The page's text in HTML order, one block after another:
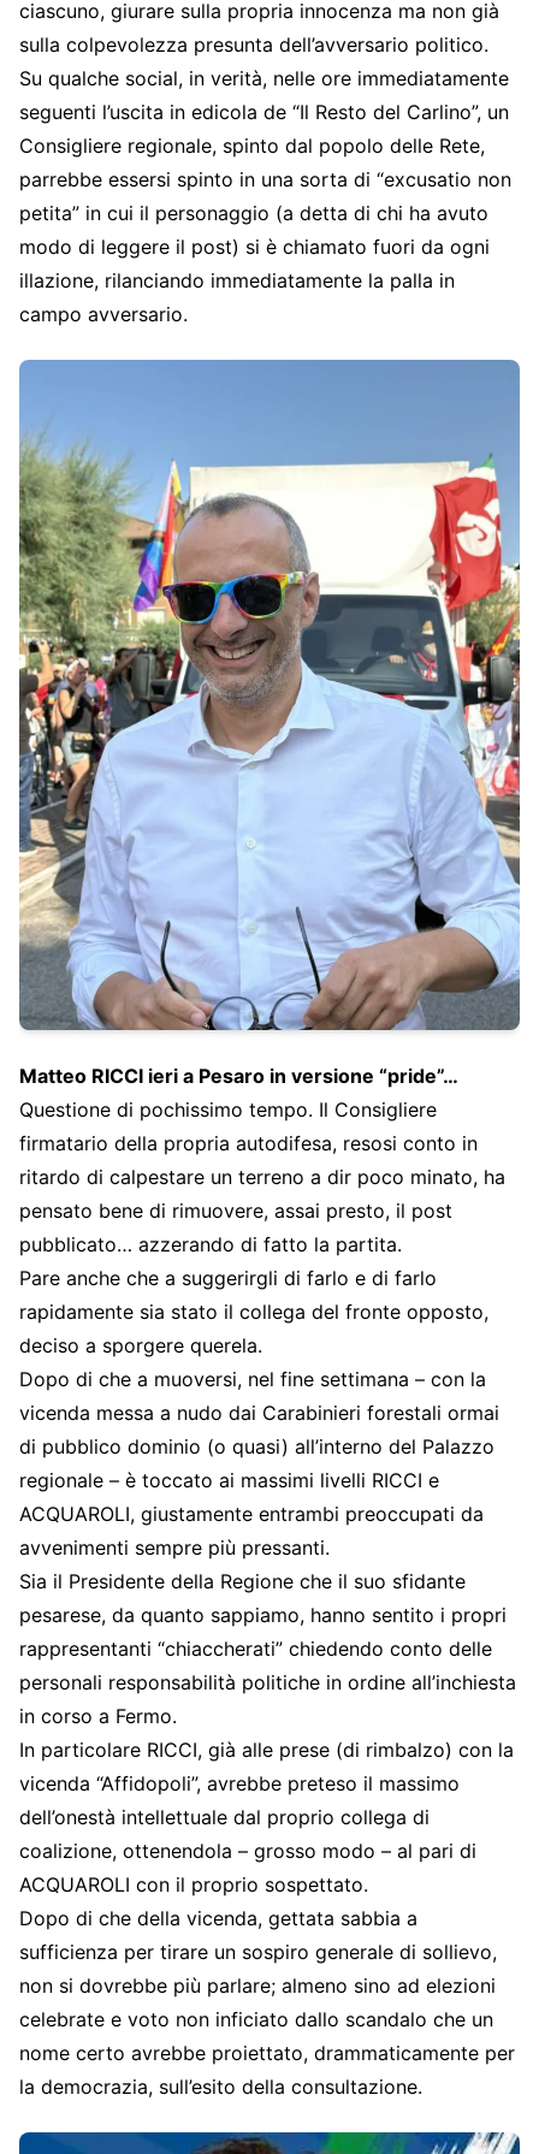
ciascuno, giurare sulla propria innocenza ma non già
sulla colpevolezza presunta dell’avversario politico.
Su qualche social, in verità, nelle ore immediatamente
seguenti l’uscita in edicola de “Il Resto del Carlino”, un
Consigliere regionale, spinto dal popolo delle Rete,
parrebbe essersi spinto in una sorta di “excusatio non
petita” in cui il personaggio (a detta di chi ha avuto
modo di leggere il post) si è chiamato fuori da ogni
illazione, rilanciando immediatamente la palla in
campo avversario.
Matteo RICCI ieri a Pesaro in versione “pride”…
Questione di pochissimo tempo. Il Consigliere
firmatario della propria autodifesa, resosi conto in
ritardo di calpestare un terreno a dir poco minato, ha
pensato bene di rimuovere, assai presto, il post
pubblicato… azzerando di fatto la partita.
Pare anche che a suggerirgli di farlo e di farlo
rapidamente sia stato il collega del fronte opposto,
deciso a sporgere querela.
Dopo di che a muoversi, nel fine settimana – con la
vicenda messa a nudo dai Carabinieri forestali ormai
di pubblico dominio (o quasi) all’interno del Palazzo
regionale – è toccato ai massimi livelli RICCI e
ACQUAROLI, giustamente entrambi preoccupati da
avvenimenti sempre più pressanti.
Sia il Presidente della Regione che il suo sfidante
pesarese, da quanto sappiamo, hanno sentito i propri
rappresentanti “chiaccherati” chiedendo conto delle
personali responsabilità politiche in ordine all’inchiesta
in corso a Fermo.
In particolare RICCI, già alle prese (di rimbalzo) con la
vicenda “Affidopoli”, avrebbe preteso il massimo
dell’onestà intellettuale dal proprio collega di
coalizione, ottenendola – grosso modo – al pari di
ACQUAROLI con il proprio sospettato.
Dopo di che della vicenda, gettata sabbia a
sufficienza per tirare un sospiro generale di sollievo,
non si dovrebbe più parlare; almeno sino ad elezioni
celebrate e voto non inficiato dallo scandalo che un
nome certo avrebbe proiettato, drammaticamente per
la democrazia, sull’esito della consultazione.